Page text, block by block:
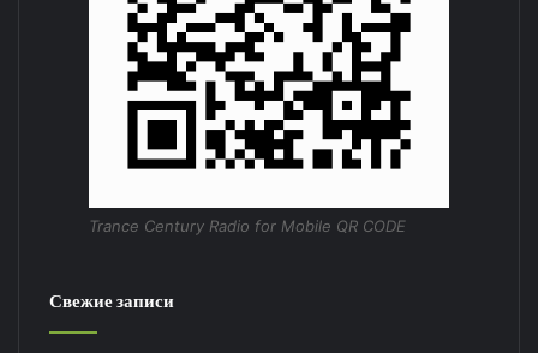
Trance Century Radio for Mobile QR CODE
Свежие записи